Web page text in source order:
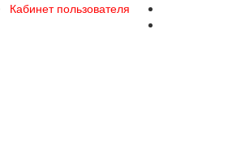
Кабинет пользователя